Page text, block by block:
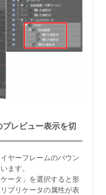
レビュー表示を切
ヤーフレームのバウン
ます。
ータ」を選択すると形
プリケータの属性が表